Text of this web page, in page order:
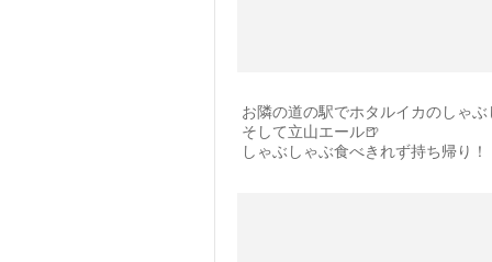
お隣の道の駅でホタルイカのしゃぶ
そして立山エール🍺
しゃぶしゃぶ食べきれず持ち帰り！